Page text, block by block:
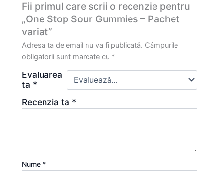
Fii primul care scrii o recenzie pentru
„One Stop Sour Gummies – Pachet
variat”
Adresa ta de email nu va fi publicată. Câmpurile
obligatorii sunt marcate cu *
Evaluarea
ta *
Recenzia ta *
Nume *